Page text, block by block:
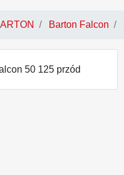
Barton Falcon